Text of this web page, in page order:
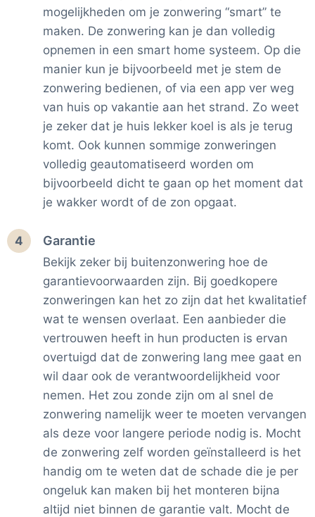
mogelijkheden om je zonwering “smart” te
maken. De zonwering kan je dan volledig
opnemen in een smart home systeem. Op die
manier kun je bijvoorbeeld met je stem de
zonwering bedienen, of via een app ver weg
van huis op vakantie aan het strand. Zo weet
je zeker dat je huis lekker koel is als je terug
komt. Ook kunnen sommige zonweringen
volledig geautomatiseerd worden om
bijvoorbeeld dicht te gaan op het moment dat
je wakker wordt of de zon opgaat.
4 Garantie
Bekijk zeker bij buitenzonwering hoe de
garantievoorwaarden zijn. Bij goedkopere
zonweringen kan het zo zijn dat het kwalitatief
wat te wensen overlaat. Een aanbieder die
vertrouwen heeft in hun producten is ervan
overtuigd dat de zonwering lang mee gaat en
wil daar ook de verantwoordelijkheid voor
nemen. Het zou zonde zijn om al snel de
zonwering namelijk weer te moeten vervangen
als deze voor langere periode nodig is. Mocht
de zonwering zelf worden geïnstalleerd is het
handig om te weten dat de schade die je per
ongeluk kan maken bij het monteren bijna
altijd niet binnen de garantie valt. Mocht de